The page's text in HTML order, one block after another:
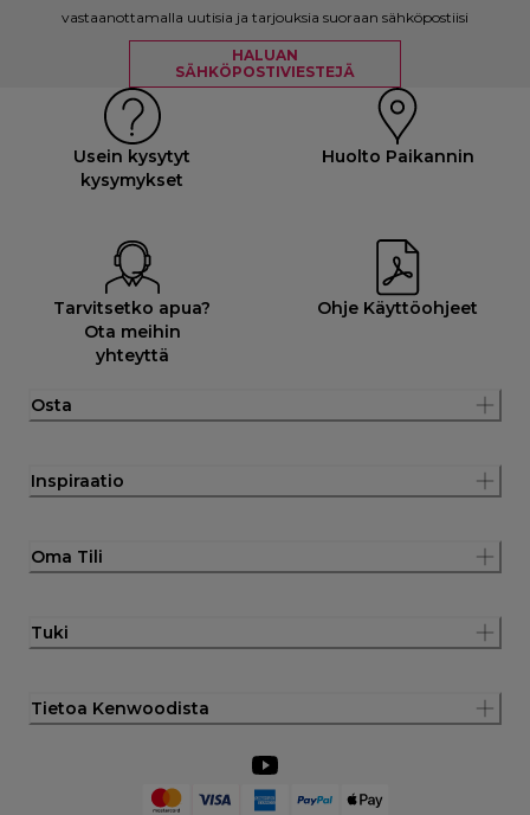
vastaanottamalla uutisia ja tarjouksia suoraan sähköpostiisi
HALUAN
SÄHKÖPOSTIVIESTEJÄ
Usein kysytyt
kysymykset
Huolto Paikannin
Tarvitsetko apua?
Ota meihin
yhteyttä
Ohje Käyttöohjeet
Osta
Inspiraatio
Oma Tili
Tuki
Tietoa Kenwoodista